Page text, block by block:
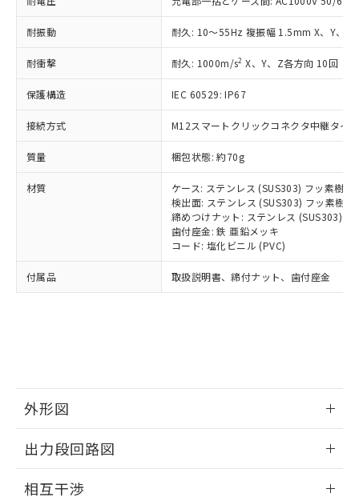
耐振動 耐久: 10～55Hz 複振幅 1.5mm X、Y、Z
耐衝撃 耐久: 1000m/s2 X、Y、Z各方向 10回
保護構造 IEC 60529: IP67
接続方式 M12スマートクリックコネクタ中継タイ
質量 梱包状態: 約70g
材質
ケース: ステンレス (SUS303) フッ素樹脂
検出面: ステンレス (SUS303) フッ素樹脂
締めつけナット: ステンレス (SUS303) フ
歯付座金: 鉄 亜鉛メッキ
コード: 塩化ビニル (PVC)
付属品 取扱説明書、締付ナット、歯付座金
外形図
外形図
出力段回路図
相互干渉
タに基づき作成されるものであり、閲
覧された時点での実際の在庫および標
準価格とは異なる場合があることをご
了承ください。
様のお取引先、またはお客様担当のオ
ムロン制御機器販売店・当社販売員に
オムロン制御機器販売店や当社販売拠
販売ネットワーク
」をご確認
在庫状況および標準価格結果を当社の
事前の承諾なく第三者に漏洩または開
示しないようお願いします。
マイパーツ機能（部品リスト作成サー
ビス）をご利用いただくには、I-Web
引・商談に必要な範囲で利用すること
の共同利用に関して"
用者の範囲」に記載されている法人を
指します。
ミウム(Cd) 100ppm以下、
六価クロム(Cr(Ⅵ)) 1000ppm以下、ポリ臭化ビフェニル
類(PBB) 1000ppm以下、ポリ臭化ジフェニルエーテル類
(PBDE) 1000ppm以下、フタル酸ビス(2-エチルヘキシ
ル) (DEHP)(別名：DOP) 1000ppm以下、フタル酸ブチ
ルベンジル（BBP） 1000ppm以下、フタル酸ジブチル
（DBP） 1000ppm以下、フタル酸ジイソブチル
(DIBP) 1000ppm以下
但し、RoHS指令で産業用監視および制御機器に対する
フタル酸エステル類の４物質については閾値を超える意
部品在庫の切り替え状況などにより、予定
月が前後することがあります。
EU RoHS指令（10物質）の非含有証明書
51物質の非含有証明書（当社基準）
※本証明書は発行日時点で非含有を証明す
るもので、過去に遡って非含有を証明する
ものではありません。
*中国RoHS10物質の基準値 (GB/T26572)：
Pb(鉛) :1000ppm、 Hg(水銀) : 1000ppm、 Cd(カドミウ
Cr(Ⅵ)(六価クロム) : 1000ppm、 PBBs(ポリ臭化ビフェ
ニル類) : 1000ppm、 PBDEs(ポリ臭化ジフェニルエーテ
DBP(フタル酸ジブチル) : 1000ppm、 DIBP(フタル酸ジ
イソブチル) : 1000ppm、 BBP(フタル酸ブチルベンジ
ル) : 1000ppm、
DEHP(フタル酸ビス(2-エチルヘキシル)) : 1000ppm
※2 環境保護使用期限
「ｅ」：有害物質（10物質）のすべてが基
準値以下であることを示します。
「10」：通常の使用状況下において有害物
質が外部に漏えいし、環境に深刻な影響を
及ぼさない年数を意味します。
「－」：未確認です。当社販売部門へお問
または国外への提供する場合は、日本
国政府の輸出許可(または役務取引許
可)を取得するなどの必要な手続きを
当社は規制貨物を破棄する場合は、完
全に破砕するなど、違法に輸出されな
いよう必要な手段を講じます。
当社は貴社製品を、核兵器、ミサイ
ル、化学兵器、生物兵器またはその他
武器並びにこれらの製造装置等に一切
使用いたしません。
当社は、貴社製品を第三者に販売する
場合は、上記1、2および3の内容を当
該第三者に通知します。また当社は、
販売先および販売に係わる関係者が違
法に輸出するおそれがある場合は、取
り引きをいたしません。
合意する キャンセル
一定数以上の在庫あり
一定数には満たないが在庫あり
在庫なし(最新の在庫状況につ
いては、お客様のお取引先、ま
たはお客様担当のオムロン制御
機器販売店・当社販売員にご確
認ください)
受注生産機種、また在庫状況の
情報を公開していない機種